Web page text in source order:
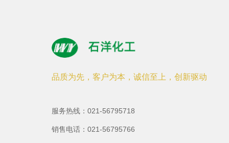
品质为先，客户为本，诚信至上，创新驱动
服务热线：021-56795718
销售电话：021-56795766